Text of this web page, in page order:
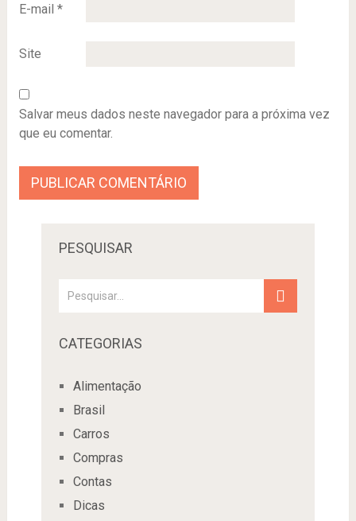
E-mail *
Site
Salvar meus dados neste navegador para a próxima vez
que eu comentar.
PESQUISAR
CATEGORIAS
Alimentação
Brasil
Carros
Compras
Contas
Dicas